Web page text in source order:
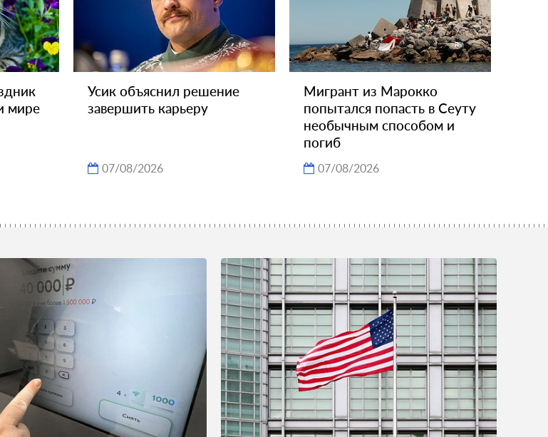
мире
Усик объяснил решение
завершить карьеру
07/08/2026
Мигрант из Марокко
попытался попасть в Сеуту
необычным способом и
погиб
07/08/2026